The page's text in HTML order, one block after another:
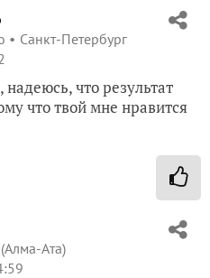
Санкт-Петербург
что результат
что твой мне нравится
Ата)